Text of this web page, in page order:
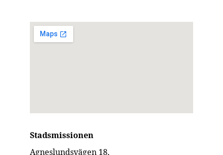
Stadsmissionen
Agneslundsvägen 18,